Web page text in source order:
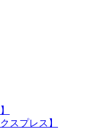
スプレス】